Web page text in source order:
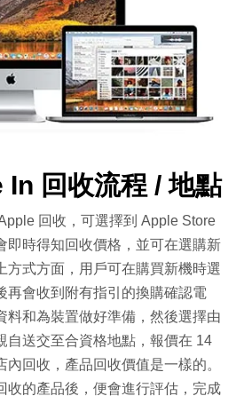
回收流程 / 地點
回收，可選擇到 Apple Store
即時得知回收價格，並可在選購新
方式方面，用戶可在購買新機時選
再會收到附有指引的換購確認電
料和為裝置做好準備，然後選擇由
自送交至合資格地點，報價在 14
內回收，產品回收價值是一樣的。
收的產品後，便會進行評估，完成